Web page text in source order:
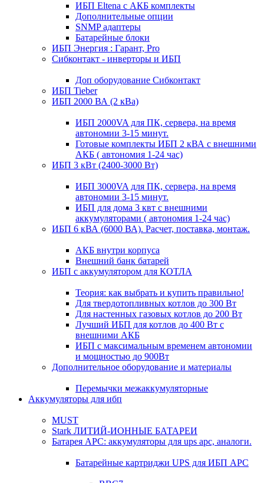
ИБП Eltena с АКБ комплекты
Дополнительные опции
SNMP адаптеры
Батарейные блоки
ИБП Энергия : Гарант, Pro
Сибконтакт - инверторы и ИБП
Доп оборудование Сибконтакт
ИБП Tieber
ИБП 2000 ВА (2 кВа)
ИБП 2000VA для ПК, сервера, на время
автономии 3-15 минут.
Готовые комплекты ИБП 2 кВА с внешними
АКБ ( автономия 1-24 час)
ИБП 3 кВт (2400-3000 Вт)
ИБП 3000VA для ПК, сервера, на время
автономии 3-15 минут.
ИБП для дома 3 квт с внешними
аккумуляторами ( автономия 1-24 час)
ИБП 6 кВА (6000 ВА). Расчет, поставка, монтаж.
АКБ внутри корпуса
Внешний банк батарей
ИБП с аккумулятором для КОТЛА
Теория: как выбрать и купить правильно!
Для твердотопливных котлов до 300 Вт
Для настенных газовых котлов до 200 Вт
Лучший ИБП для котлов до 400 Вт с
внешними АКБ
ИБП с максимальным временем автономии
и мощностью до 900Вт
Дополнительное оборудование и материалы
Перемычки межаккумуляторные
Аккумуляторы для ибп
MUST
Stark ЛИТИЙ-ИОННЫЕ БАТАРЕИ
Батарея APC: аккумуляторы для ups apc, аналоги.
Батарейные картриджи UPS для ИБП APC